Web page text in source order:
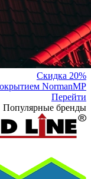
Скидка 20%
NormanMP
Перейти
Популярные бренды